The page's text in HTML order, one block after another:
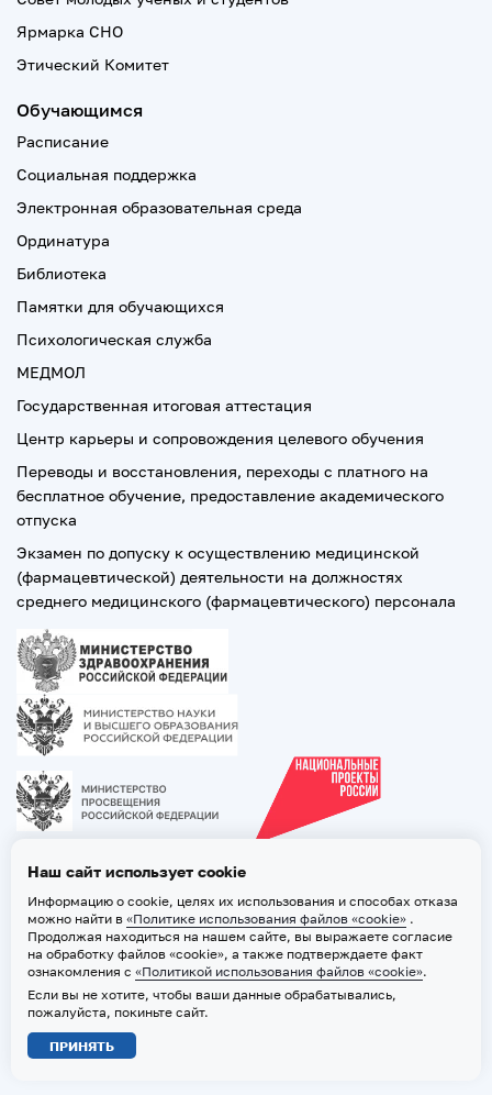
Ярмарка СНО
Этический Комитет
Обучающимся
Расписание
Социальная поддержка
Электронная образовательная среда
Ординатура
Библиотека
Памятки для обучающихся
Психологическая служба
МЕДМОЛ
Государственная итоговая аттестация
Центр карьеры и сопровождения целевого обучения
Переводы и восстановления, переходы с платного на
бесплатное обучение, предоставление академического
отпуска
Экзамен по допуску к осуществлению медицинской
(фармацевтической) деятельности на должностях
среднего медицинского (фармацевтического) персонала
2026 © ТВГМУ. Все права защищены
Политика обработки персональных данных
Политика использования файлов «cookie»
Наш сайт использует cookie
Информацию о cookie, целях их использования и способах отказа
можно найти в «Политике использования файлов «cookie» .
Продолжая находиться на нашем сайте, вы выражаете согласие
на обработку файлов «cookie», а также подтверждаете факт
ознакомления с «Политикой использования файлов «cookie».
Если вы не хотите, чтобы ваши данные обрабатывались,
пожалуйста, покиньте сайт.
ПРИНЯТЬ